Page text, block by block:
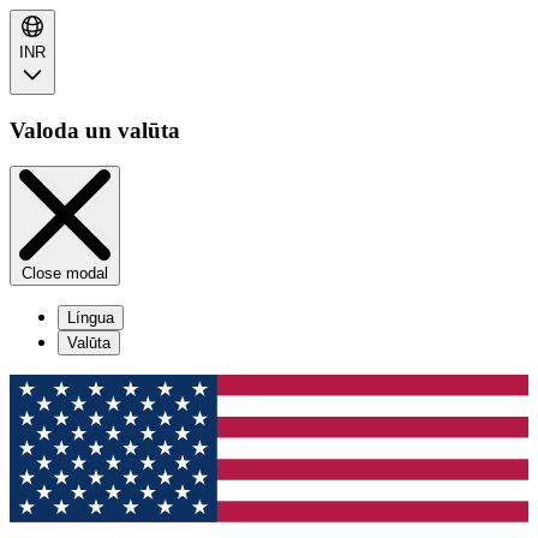
INR
Valoda un valūta
Close modal
Língua
Valūta